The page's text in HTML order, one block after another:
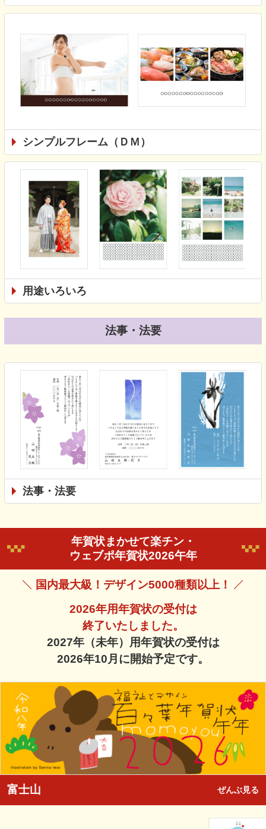
シンプルフレーム（ＤＭ）
用途いろいろ
法事・法要
法事・法要
年賀状まかせて楽チン・
ウェブポ年賀状2026午年
国内最大級！デザイン5000種類以上！
2026年用年賀状の受付は
終了いたしました。
2027年（未年）用年賀状の受付は
2026年10月に開始予定です。
富士山 ぜんぶ見る